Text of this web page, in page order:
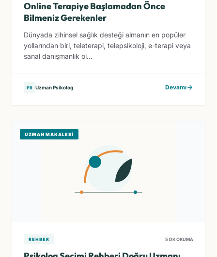
Online Terapiye Başlamadan Önce
Bilmeniz Gerekenler
Dünyada zihinsel sağlık desteği almanın en popüler
yollarından biri, teleterapi, telepsikoloji, e-terapi veya
sanal danışmanlık ol...
PR Uzman Psikolog Devamı
UZMAN MAKALESI
REHBER 5 DK OKUMA